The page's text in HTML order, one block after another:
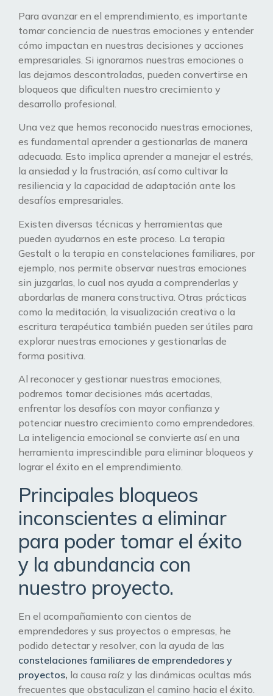
Para avanzar en el emprendimiento, es importante
tomar conciencia de nuestras emociones y entender
cómo impactan en nuestras decisiones y acciones
empresariales. Si ignoramos nuestras emociones o
las dejamos descontroladas, pueden convertirse en
bloqueos que dificulten nuestro crecimiento y
desarrollo profesional.
Una vez que hemos reconocido nuestras emociones,
es fundamental aprender a gestionarlas de manera
adecuada. Esto implica aprender a manejar el estrés,
la ansiedad y la frustración, así como cultivar la
resiliencia y la capacidad de adaptación ante los
desafíos empresariales.
Existen diversas técnicas y herramientas que
pueden ayudarnos en este proceso. La terapia
Gestalt o la terapia en constelaciones familiares, por
ejemplo, nos permite observar nuestras emociones
sin juzgarlas, lo cual nos ayuda a comprenderlas y
abordarlas de manera constructiva. Otras prácticas
como la meditación, la visualización creativa o la
escritura terapéutica también pueden ser útiles para
explorar nuestras emociones y gestionarlas de
forma positiva.
Al reconocer y gestionar nuestras emociones,
podremos tomar decisiones más acertadas,
enfrentar los desafíos con mayor confianza y
potenciar nuestro crecimiento como emprendedores.
La inteligencia emocional se convierte así en una
herramienta imprescindible para eliminar bloqueos y
lograr el éxito en el emprendimiento.
Principales bloqueos
inconscientes a eliminar
para poder tomar el éxito
y la abundancia con
nuestro proyecto.
En el acompañamiento con cientos de
emprendedores y sus proyectos o empresas, he
podido detectar y resolver, con la ayuda de las
constelaciones familiares de emprendedores y
proyectos, la causa raíz y las dinámicas ocultas más
frecuentes que obstaculizan el camino hacia el éxito.